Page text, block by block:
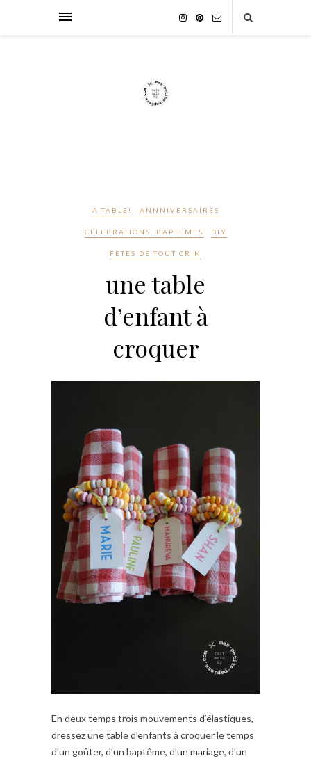
A TABLE! ANNNIVERSAIRES
CELEBRATIONS, BAPTEMES DIY
FETES DE TOUT CRIN
une table
d’enfant à
croquer
En deux temps trois mouvements d’élastiques,
dressez une table d’enfants à croquer le temps
d’un goûter, d’un baptême, d’un mariage, d’un